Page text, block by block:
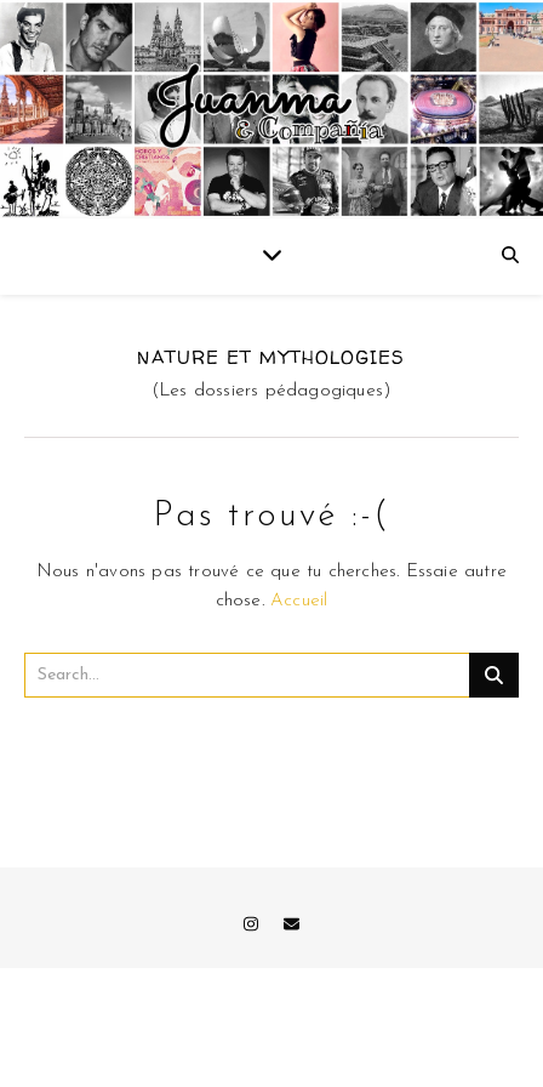
NATURE ET MYTHOLOGIES
(Les dossiers pédagogiques)
Pas trouvé :-(
Nous n'avons pas trouvé ce que tu cherches. Essaie autre
chose. Accueil